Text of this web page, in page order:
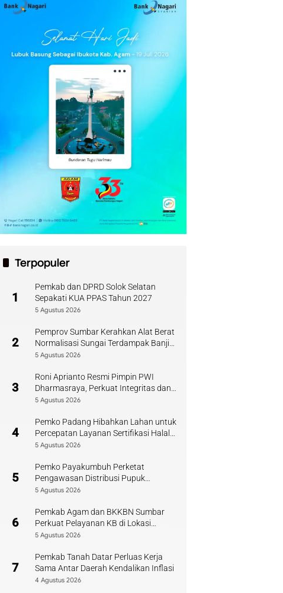
Terpopuler
1
Pemkab dan DPRD Solok Selatan
Sepakati KUA PPAS Tahun 2027
5 Agustus 2026
2
Pemprov Sumbar Kerahkan Alat Berat
Normalisasi Sungai Terdampak Banjir
Kuranji
5 Agustus 2026
3
Roni Aprianto Resmi Pimpin PWI
Dharmasraya, Perkuat Integritas dan
Kompetensi Jurnalis
5 Agustus 2026
4
Pemko Padang Hibahkan Lahan untuk
Percepatan Layanan Sertifikasi Halal
di Sumbar
5 Agustus 2026
5
Pemko Payakumbuh Perketat
Pengawasan Distribusi Pupuk
Bersubsidi bagi Petani Lokal
5 Agustus 2026
6
Pemkab Agam dan BKKBN Sumbar
Perkuat Pelayanan KB di Lokasi
Bencana
5 Agustus 2026
7
Pemkab Tanah Datar Perluas Kerja
Sama Antar Daerah Kendalikan Inflasi
4 Agustus 2026